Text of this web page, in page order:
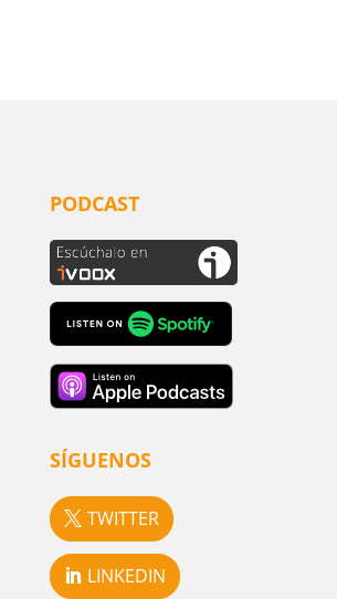
PODCAST
SÍGUENOS
TWITTER
LINKEDIN